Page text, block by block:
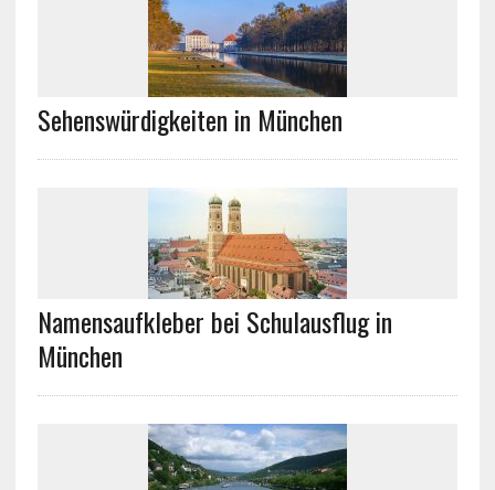
Sehenswürdigkeiten in München
Namensaufkleber bei Schulausflug in
München